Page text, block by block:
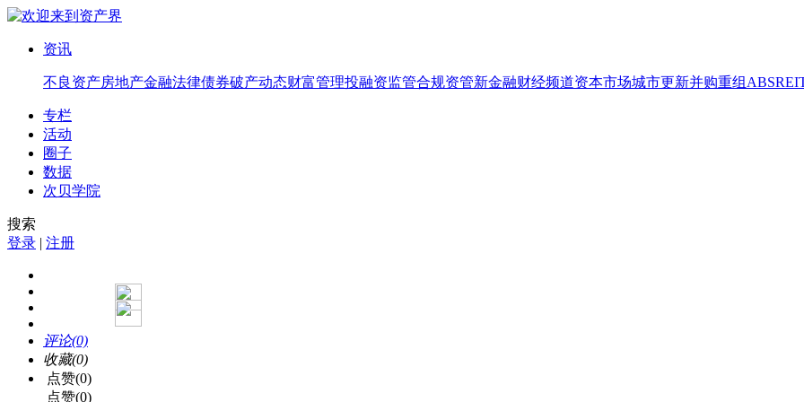
资讯
不良资产房地产金融法律债券破产动态财富管理投融资监管合规资管新金融财经频道资本市场城市更新并购重组 ABS
专栏
活动
圈子
数据
次贝学院
搜索
登录 | 注册
评论(0)
收藏(0)
点赞(0)
点赞(0)